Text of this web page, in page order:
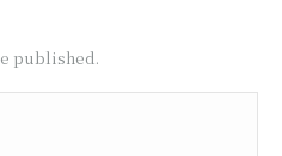
published.